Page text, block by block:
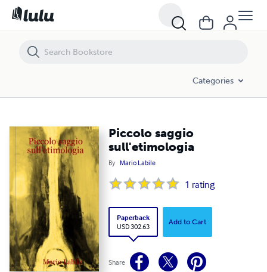
Categories
Piccolo saggio
sull'etimologia
By Mario Labile
1 rating
Paperback
USD 302.63
Add to Cart
Share
Piccolo saggio sull'etimologia